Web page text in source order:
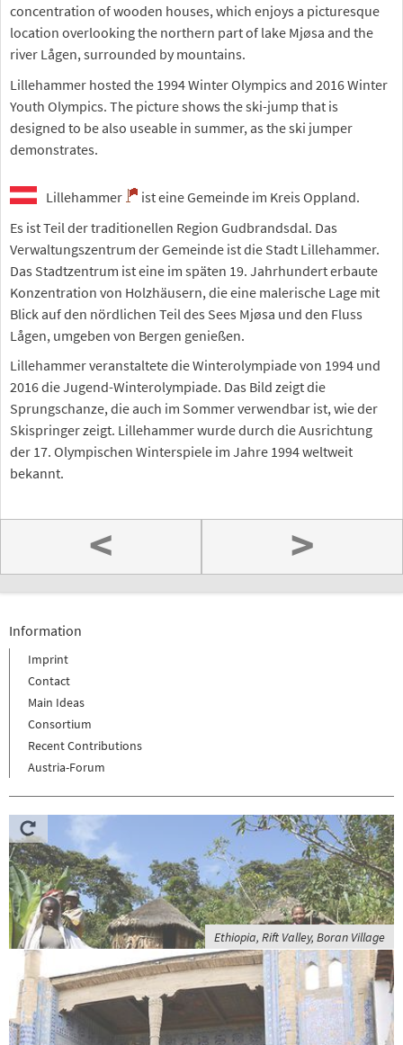
concentration of wooden houses, which enjoys a picturesque
location overlooking the northern part of lake Mjøsa and the
river Lågen, surrounded by mountains.
Lillehammer hosted the 1994 Winter Olympics and 2016 Winter
Youth Olympics. The picture shows the ski-jump that is
designed to be also useable in summer, as the ski jumper
demonstrates.
Lillehammer
ist eine Gemeinde im Kreis Oppland.
Es ist Teil der traditionellen Region Gudbrandsdal. Das
Verwaltungszentrum der Gemeinde ist die Stadt Lillehammer.
Das Stadtzentrum ist eine im späten 19. Jahrhundert erbaute
Konzentration von Holzhäusern, die eine malerische Lage mit
Blick auf den nördlichen Teil des Sees Mjøsa und den Fluss
Lågen, umgeben von Bergen genießen.
Lillehammer veranstaltete die Winterolympiade von 1994 und
2016 die Jugend-Winterolympiade. Das Bild zeigt die
Sprungschanze, die auch im Sommer verwendbar ist, wie der
Skispringer zeigt. Lillehammer wurde durch die Ausrichtung
der 17. Olympischen Winterspiele im Jahre 1994 weltweit
bekannt.
< >
Information
Imprint
Contact
Main Ideas
Consortium
Recent Contributions
Austria-Forum
Ethiopia, Rift Valley, Boran Village